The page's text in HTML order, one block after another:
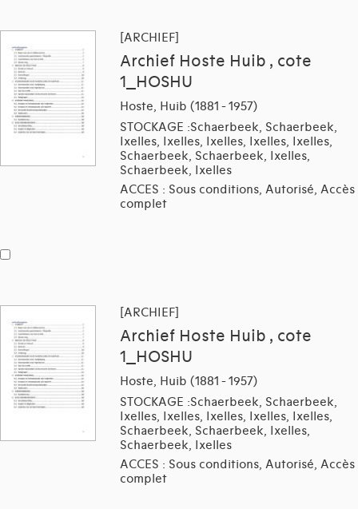
[ARCHIEF]
Archief Hoste Huib , cote
1_HOSHU
Hoste, Huib (1881 - 1957)
STOCKAGE :Schaerbeek, Schaerbeek,
Ixelles, Ixelles, Ixelles, Ixelles, Ixelles,
Schaerbeek, Schaerbeek, Ixelles,
Schaerbeek, Ixelles
ACCES : Sous conditions, Autorisé, Accès
complet
[ARCHIEF]
Archief Hoste Huib , cote
1_HOSHU
Hoste, Huib (1881 - 1957)
STOCKAGE :Schaerbeek, Schaerbeek,
Ixelles, Ixelles, Ixelles, Ixelles, Ixelles,
Schaerbeek, Schaerbeek, Ixelles,
Schaerbeek, Ixelles
ACCES : Sous conditions, Autorisé, Accès
complet